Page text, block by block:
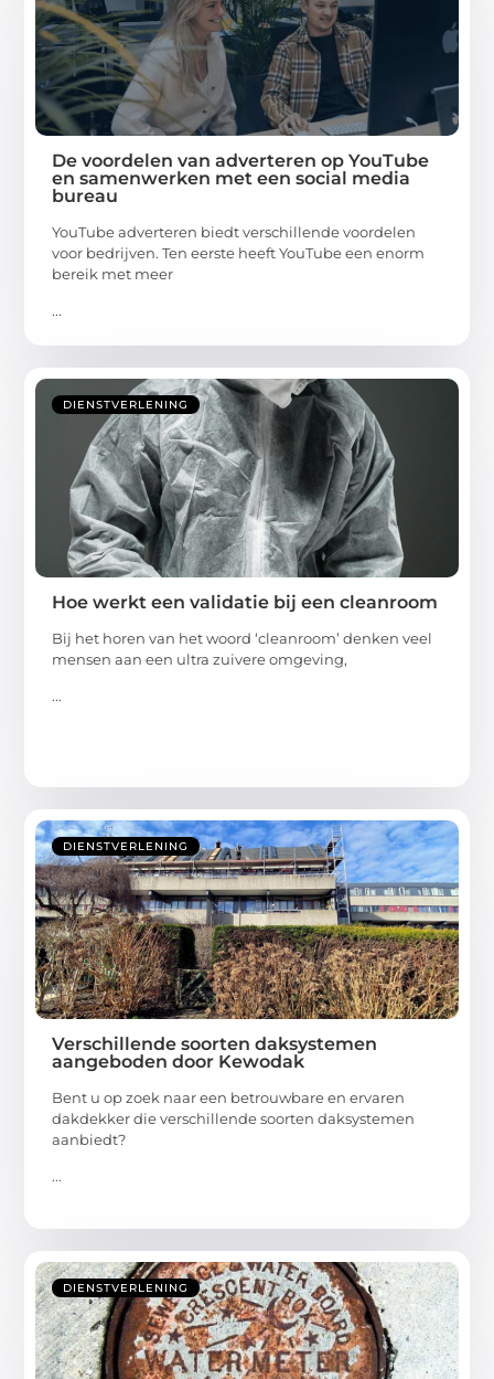
De voordelen van adverteren op YouTube
en samenwerken met een social media
bureau
YouTube adverteren biedt verschillende voordelen
voor bedrijven. Ten eerste heeft YouTube een enorm
bereik met meer
...
DIENSTVERLENING
Hoe werkt een validatie bij een cleanroom
Bij het horen van het woord ‘cleanroom’ denken veel
mensen aan een ultra zuivere omgeving,
...
DIENSTVERLENING
Verschillende soorten daksystemen
aangeboden door Kewodak
Bent u op zoek naar een betrouwbare en ervaren
dakdekker die verschillende soorten daksystemen
aanbiedt?
...
DIENSTVERLENING